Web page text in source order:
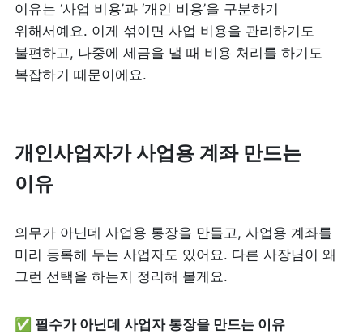
이유는 ‘사업 비용’과 ‘개인 비용’을 구분하기
위해서예요. 이게 섞이면 사업 비용을 관리하기도
불편하고, 나중에 세금을 낼 때 비용 처리를 하기도
복잡하기 때문이에요.
개인사업자가 사업용 계좌 만드는
이유
의무가 아닌데 사업용 통장을 만들고, 사업용 계좌를
미리 등록해 두는 사업자도 있어요. 다른 사장님이 왜
그런 선택을 하는지 정리해 볼게요.
✅ 필수가 아닌데 사업자 통장을 만드는 이유